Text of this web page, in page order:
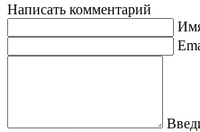
Написать комментарий